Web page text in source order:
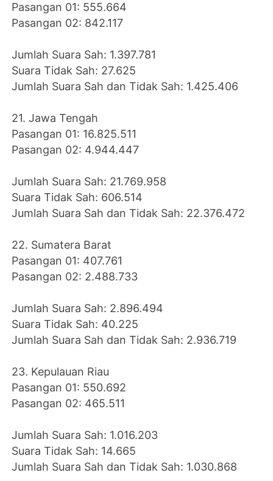
Pasangan 01: 555.664
Pasangan 02: 842.117
Jumlah Suara Sah: 1.397.781
Suara Tidak Sah: 27.625
Jumlah Suara Sah dan Tidak Sah: 1.425.406
21. Jawa Tengah
Pasangan 01: 16.825.511
Pasangan 02: 4.944.447
Jumlah Suara Sah: 21.769.958
Suara Tidak Sah: 606.514
Jumlah Suara Sah dan Tidak Sah: 22.376.472
22. Sumatera Barat
Pasangan 01: 407.761
Pasangan 02: 2.488.733
Jumlah Suara Sah: 2.896.494
Suara Tidak Sah: 40.225
Jumlah Suara Sah dan Tidak Sah: 2.936.719
23. Kepulauan Riau
Pasangan 01: 550.692
Pasangan 02: 465.511
Jumlah Suara Sah: 1.016.203
Suara Tidak Sah: 14.665
Jumlah Suara Sah dan Tidak Sah: 1.030.868